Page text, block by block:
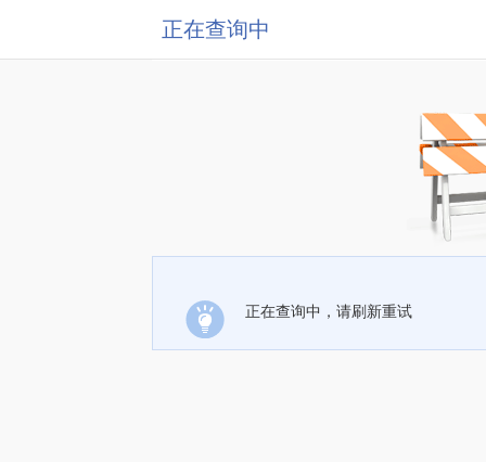
正在查询中
正在查询中，请刷新重试